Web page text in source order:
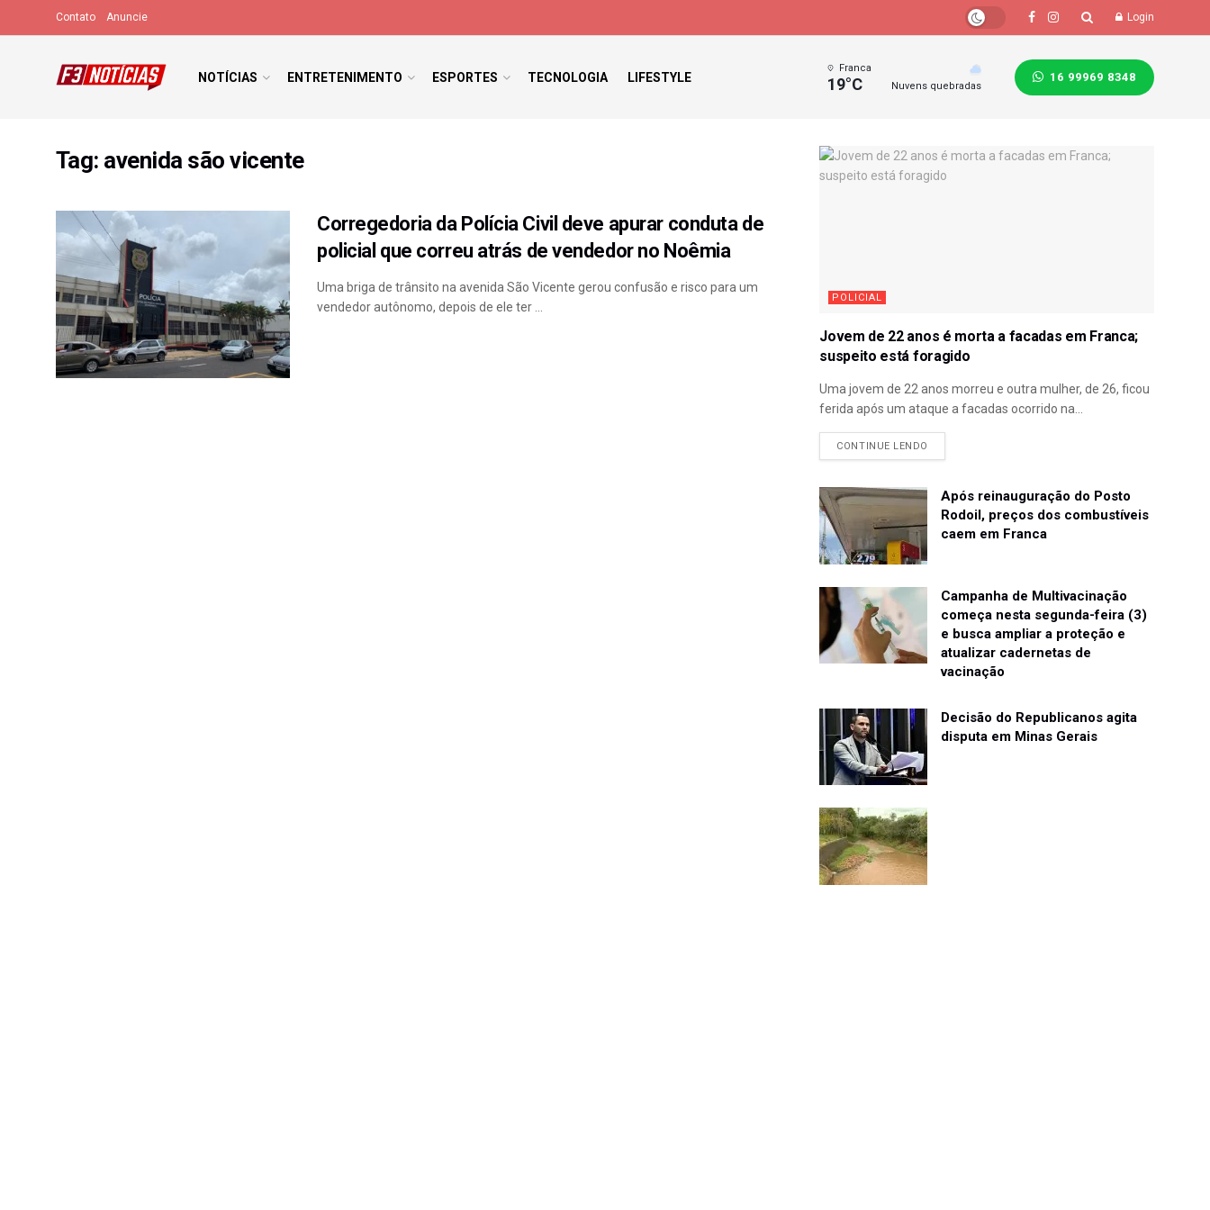
Contato Anuncie Login
NOTÍCIAS ENTRETENIMENTO ESPORTES TECNOLOGIA LIFESTYLE
Franca
19°C Nuvens quebradas
16 99969 8348
Tag: avenida são vicente
Corregedoria da Polícia Civil deve apurar conduta de
policial que correu atrás de vendedor no Noêmia
Uma briga de trânsito na avenida São Vicente gerou confusão e risco para um
vendedor autônomo, depois de ele ter ...
POLICIAL
Jovem de 22 anos é morta a facadas em Franca;
suspeito está foragido
Uma jovem de 22 anos morreu e outra mulher, de 26, ficou
ferida após um ataque a facadas ocorrido na...
CONTINUE LENDO
Após reinauguração do Posto
Rodoil, preços dos combustíveis
caem em Franca
Campanha de Multivacinação
começa nesta segunda-feira (3)
e busca ampliar a proteção e
atualizar cadernetas de
vacinação
Decisão do Republicanos agita
disputa em Minas Gerais